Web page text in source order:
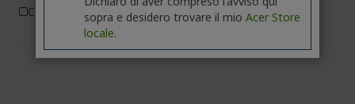
Confronta
sopra e desidero trovare il mio Acer Store
locale.